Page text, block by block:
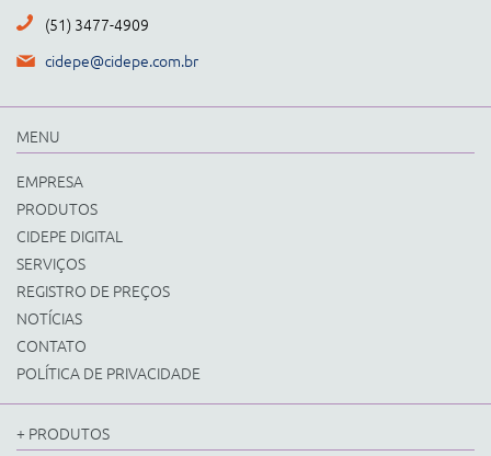
(51) 3477-4909
cidepe@cidepe.com.br
MENU
EMPRESA
PRODUTOS
CIDEPE DIGITAL
SERVIÇOS
REGISTRO DE PREÇOS
NOTÍCIAS
CONTATO
POLÍTICA DE PRIVACIDADE
+ PRODUTOS